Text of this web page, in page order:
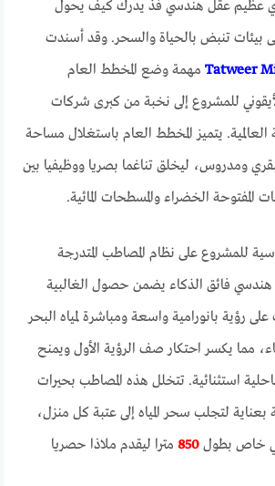
عظيم عقل هندسي فذ يدرك كيف يحول
بيئات تنبض بالحياة والسحر. وقد أسندت
مهمة وضع المخطط العام
للمشروع إلى نخبة من كبرى شركات
العالمية. يتميز المخطط العام باستغلال مساحة
ومدروس، ليخلق تناغما بصريا ووظيفيا بين
المفتوحة الخضراء والمسطحات المائية.
للمشروع على نظام المصاطب المتدرجة
هندسي فائق الذكاء يضمن حصول الغالبية
رؤية بانورامية واسعة ومباشرة لمياه البحر
مما يكسر احتكار صف الرؤية الأول ويمنح
استثنائية. تتخلل هذه المصاطب بحيرات
بعناية لتجلب سحر المياه إلى عتبة كل منزل،
خاص بطول850 مترا ليقدم ملاذا حصريا